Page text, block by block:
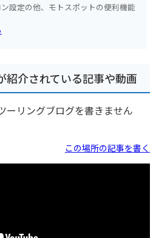
設定の他、モトスポットの便利機能
紹介されている記事や動画
ーリングブログを書きません
この場所の記事を書く